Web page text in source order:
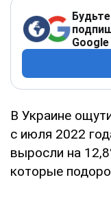
Google
В Украине
с июля 2022
выросли на
которые